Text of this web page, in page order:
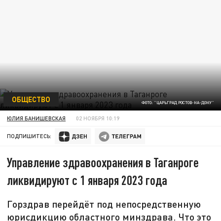
ФОТО: "ЦАРЬГРАД РОСТОВ-НА-ДОНУ"
ОБЩЕСТВО
ЮЛИЯ БАНИШЕВСКАЯ 02 НОЯБРЯ 10:19
ПОДПИШИТЕСЬ:
Управление здравоохранения в Таганроге
ликвидируют с 1 января 2023 года
Горздрав перейдёт под непосредственную
юрисдикцию областного минздрава. Что это